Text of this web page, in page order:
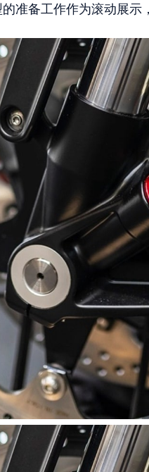
准备工作作为滚动展示